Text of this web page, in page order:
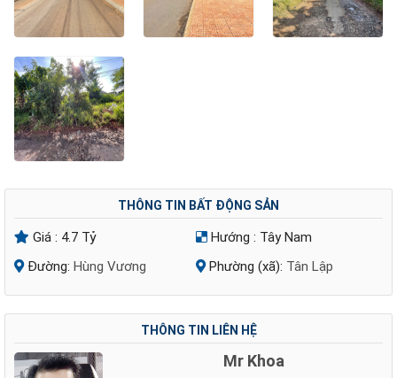
THÔNG TIN BẤT ĐỘNG SẢN
Giá : 4.7 Tỷ Hướng : Tây Nam
Đường: Hùng Vương Phường (xã): Tân Lập
THÔNG TIN LIÊN HỆ
Mr Khoa